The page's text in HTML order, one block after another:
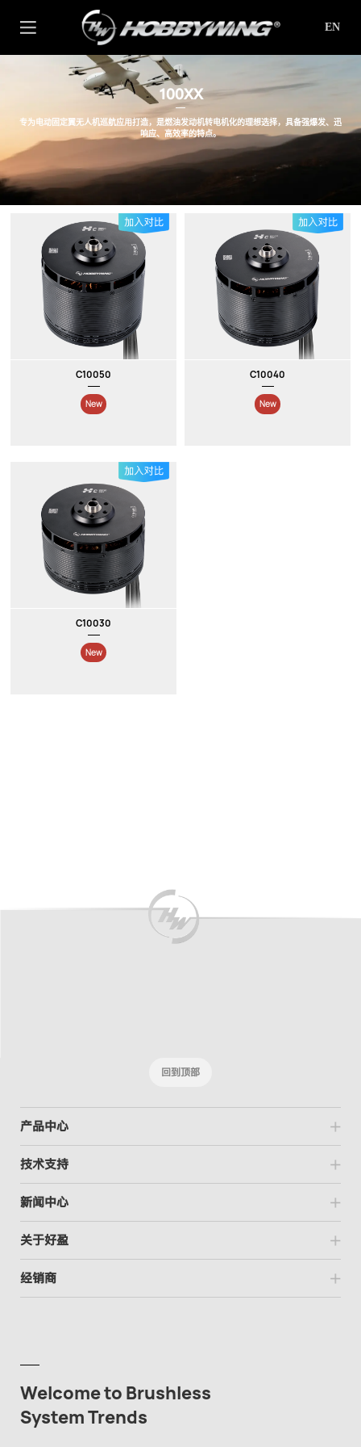
EN
100XX
专为电动固定翼无人机巡航应用打造，是燃油发动机转电机化的理想选择，具备强爆发、迅
响应、高效率的特点。
C10050
New
C10040
C10030
回到顶部
产品中心
技术支持
新闻中心
关于好盈
经销商
Welcome to Brushless
System Trends